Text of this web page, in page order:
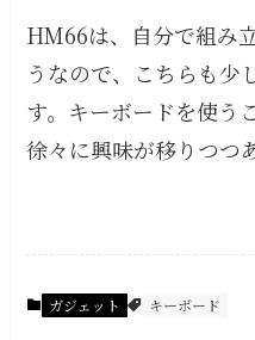
HM66は、自分で組み
うなので、こちらも少
す。キーボードを使う
徐々に興味が移りつつ
ガジェット キーボード